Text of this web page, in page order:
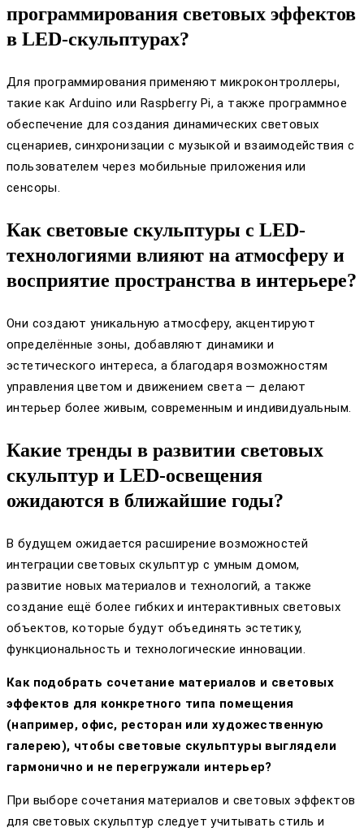
программирования световых эффектов
в LED-скульптурах?
Для программирования применяют микроконтроллеры,
такие как Arduino или Raspberry Pi, а также программное
обеспечение для создания динамических световых
сценариев, синхронизации с музыкой и взаимодействия с
пользователем через мобильные приложения или
сенсоры.
Как световые скульптуры с LED-
технологиями влияют на атмосферу и
восприятие пространства в интерьере?
Они создают уникальную атмосферу, акцентируют
определённые зоны, добавляют динамики и
эстетического интереса, а благодаря возможностям
управления цветом и движением света — делают
интерьер более живым, современным и индивидуальным.
Какие тренды в развитии световых
скульптур и LED-освещения
ожидаются в ближайшие годы?
В будущем ожидается расширение возможностей
интеграции световых скульптур с умным домом,
развитие новых материалов и технологий, а также
создание ещё более гибких и интерактивных световых
объектов, которые будут объединять эстетику,
функциональность и технологические инновации.
Как подобрать сочетание материалов и световых
эффектов для конкретного типа помещения
(например, офис, ресторан или художественную
галерею), чтобы световые скульптуры выглядели
гармонично и не перегружали интерьер?
При выборе сочетания материалов и световых эффектов
для световых скульптур следует учитывать стиль и